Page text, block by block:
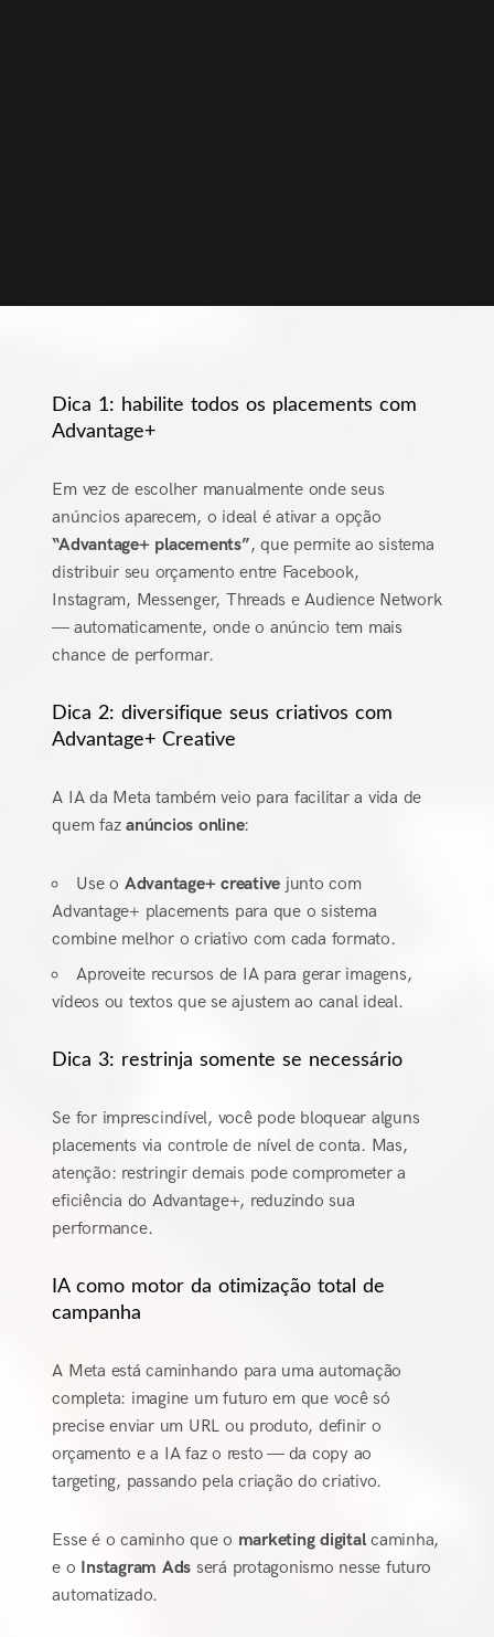
Dica 1: habilite todos os placements com
Advantage+
Em vez de escolher manualmente onde seus
anúncios aparecem, o ideal é ativar a opção
“Advantage+ placements”, que permite ao sistema
distribuir seu orçamento entre Facebook,
Instagram, Messenger, Threads e Audience Network
— automaticamente, onde o anúncio tem mais
chance de performar.
Dica 2: diversifique seus criativos com
Advantage+ Creative
A IA da Meta também veio para facilitar a vida de
quem fazanúncios online:
Use o Advantage+ creative junto com
Advantage+ placements para que o sistema
combine melhor o criativo com cada formato.
Aproveite recursos de IA para gerar imagens,
vídeos ou textos que se ajustem ao canal ideal.
Dica 3: restrinja somente se necessário
Se for imprescindível, você pode bloquear alguns
placements via controle de nível de conta. Mas,
atenção: restringir demais pode comprometer a
eficiência do Advantage+, reduzindo sua
performance.
IA como motor da otimização total de
campanha
A Meta está caminhando para uma automação
completa: imagine um futuro em que você só
precise enviar um URL ou produto, definir o
orçamento e a IA faz o resto — da copy ao
targeting, passando pela criação do criativo.
Esse é o caminho que o marketing digitalcaminha,
e o Instagram Ads será protagonismo nesse futuro
automatizado.